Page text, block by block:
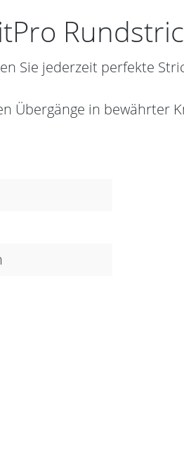
Sie jederzeit perfekte
Übergänge in bewährter